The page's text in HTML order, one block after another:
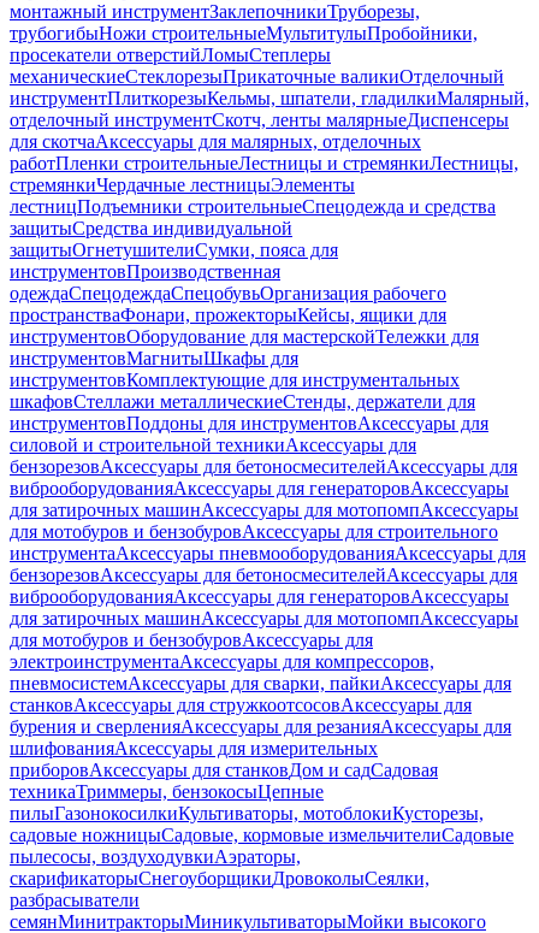
монтажный инструментЗаклепочникиТруборезы,
трубогибыНожи строительныеМультитулыПробойники,
просекатели отверстийЛомыСтеплеры
механическиеСтеклорезыПрикаточные валикиОтделочный
инструментПлиткорезыКельмы, шпатели, гладилкиМалярный,
отделочный инструментСкотч, ленты малярныеДиспенсеры
для скотчаАксессуары для малярных, отделочных
работПленки строительныеЛестницы и стремянкиЛестницы,
стремянкиЧердачные лестницыЭлементы
лестницПодъемники строительныеСпецодежда и средства
защитыСредства индивидуальной
защитыОгнетушителиСумки, пояса для
инструментовПроизводственная
одеждаСпецодеждаСпецобувьОрганизация рабочего
пространстваФонари, прожекторыКейсы, ящики для
инструментовОборудование для мастерскойТележки для
инструментовМагнитыШкафы для
инструментовКомплектующие для инструментальных
шкафовСтеллажи металлическиеСтенды, держатели для
инструментовПоддоны для инструментовАксессуары для
силовой и строительной техникиАксессуары для
бензорезовАксессуары для бетоносмесителейАксессуары для
виброоборудованияАксессуары для генераторовАксессуары
для затирочных машинАксессуары для мотопомпАксессуары
для мотобуров и бензобуровАксессуары для строительного
инструментаАксессуары пневмооборудованияАксессуары для
бензорезовАксессуары для бетоносмесителейАксессуары для
виброоборудованияАксессуары для генераторовАксессуары
для затирочных машинАксессуары для мотопомпАксессуары
для мотобуров и бензобуровАксессуары для
электроинструментаАксессуары для компрессоров,
пневмосистемАксессуары для сварки, пайкиАксессуары для
станковАксессуары для стружкоотсосовАксессуары для
бурения и сверленияАксессуары для резанияАксессуары для
шлифованияАксессуары для измерительных
приборовАксессуары для станковДом и садСадовая
техникаТриммеры, бензокосыЦепные
пилыГазонокосилкиКультиваторы, мотоблокиКусторезы,
садовые ножницыСадовые, кормовые измельчителиСадовые
пылесосы, воздуходувкиАэраторы,
скарификаторыСнегоуборщикиДровоколыСеялки,
разбрасыватели
семянМинитракторыМиникультиваторыМойки высокого